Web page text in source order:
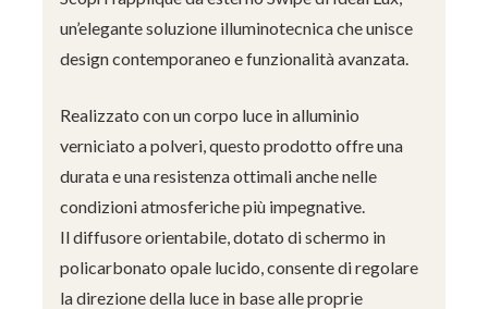
un’elegante soluzione illuminotecnica che unisce
design contemporaneo e funzionalità avanzata.
Realizzato con un corpo luce in alluminio
verniciato a polveri, questo prodotto offre una
durata e una resistenza ottimali anche nelle
condizioni atmosferiche più impegnative.
Il diffusore orientabile, dotato di schermo in
policarbonato opale lucido, consente di regolare
la direzione della luce in base alle proprie